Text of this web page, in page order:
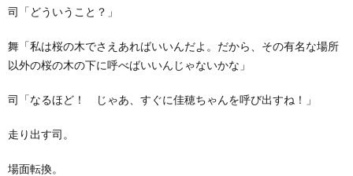
司「どういうこと？」
舞「私は桜の木でさえあればいいんだよ。だから、その有名な場所
以外の桜の木の下に呼べばいいんじゃないかな」
司「なるほど！ じゃあ、すぐに佳穂ちゃんを呼び出すね！」
走り出す司。
場面転換。